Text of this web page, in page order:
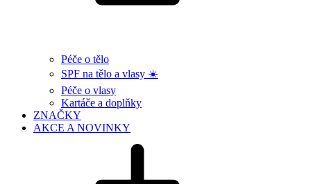
Péče o tělo
SPF na tělo a vlasy ☀️
Péče o vlasy
Kartáče a doplňky
ZNAČKY
AKCE A NOVINKY